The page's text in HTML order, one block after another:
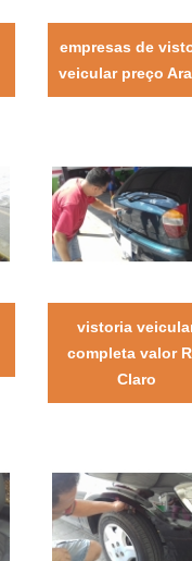
empresas de
veicular preço
vistoria
completa valor
Claro